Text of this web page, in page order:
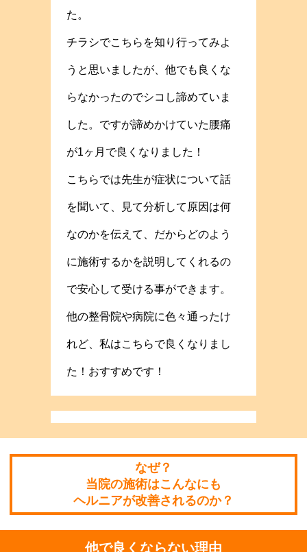
た。
チラシでこちらを知り行ってみよ
うと思いましたが、他でも良くな
らなかったのでシコし諦めていま
した。ですが諦めかけていた腰痛
が1ヶ月で良くなりました！
こちらでは先生が症状について話
を聞いて、見て分析して原因は何
なのかを伝えて、だからどのよう
に施術するかを説明してくれるの
で安心して受ける事ができます。
他の整骨院や病院に色々通ったけ
れど、私はこちらで良くなりまし
た！おすすめです！
なぜ？
当院の施術はこんなにも
ヘルニアが改善されるのか？
他で良くならない理由